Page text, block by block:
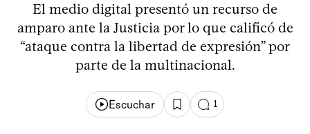
El medio digital presentó un recurso de
amparo ante la Justicia por lo que calificó de
“ataque contra la libertad de expresión” por
parte de la multinacional.
Escuchar 1